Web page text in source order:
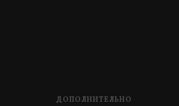
ДОПОЛНИТЕЛЬНО